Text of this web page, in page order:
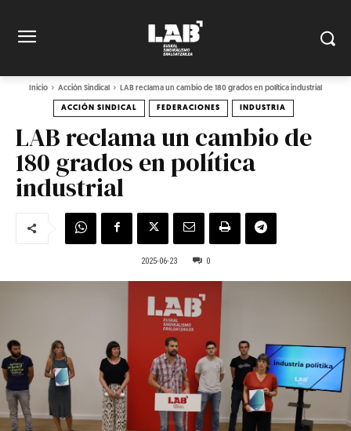
Inicio Acción Sindical LAB reclama un cambio de 180 grados en política industrial
ACCIÓN SINDICAL FEDERACIONES INDUSTRIA
LAB reclama un cambio de
180 grados en política
industrial
2025-06-23 0